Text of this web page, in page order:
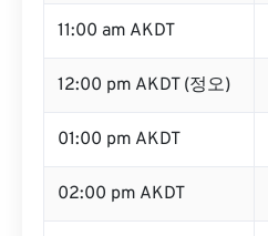
11:00 am AKDT
12:00 pm AKDT (정오)
01:00 pm AKDT
02:00 pm AKDT